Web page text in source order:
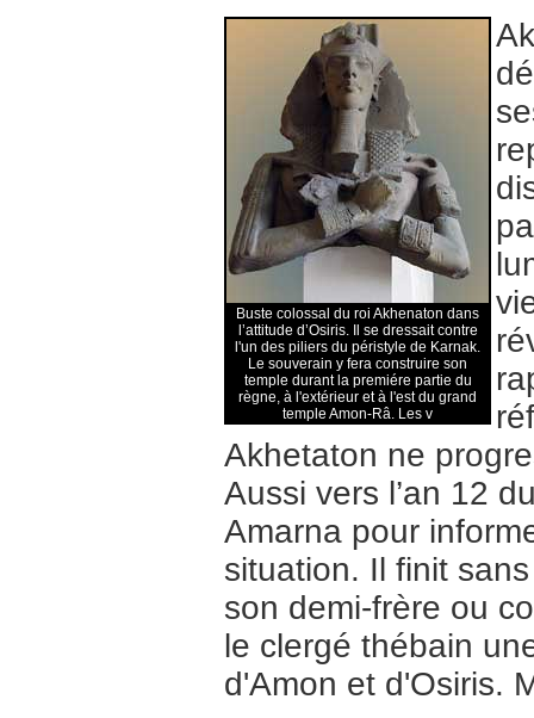
Buste colossal du roi Akhenaton dans
l’attitude d’Osiris. Il se dressait contre
l'un des piliers du péristyle de Karnak.
Le souverain y fera construire son
temple durant la premiére partie du
règne, à l'extérieur et à l'est du grand
temple Amon-Râ. Les v
Akhetaton ne
Aussi vers l’an 12
Amarna pour
situation. Il finit
son demi-frère ou
le clergé thébain
d'Amon et d'Osiris.